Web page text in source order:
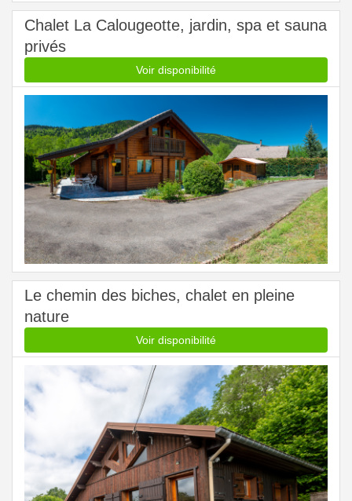
Chalet La Calougeotte, jardin, spa et sauna
privés
Voir disponibilité
Le chemin des biches, chalet en pleine
nature
Voir disponibilité